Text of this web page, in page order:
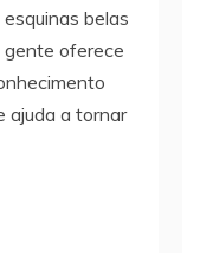
belas
gente oferece
ajuda a tornar